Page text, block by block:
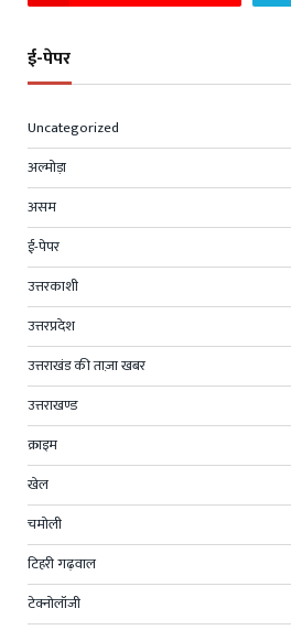
ई-पेपर
Uncategorized
अल्मोड़ा
असम
ई-पेपर
उत्तरकाशी
उत्तरप्रदेश
उत्तराखंड की ताज़ा खबर
उत्तराखण्ड
क्राइम
खेल
चमोली
टिहरी गढ़वाल
टेक्नोलॉजी